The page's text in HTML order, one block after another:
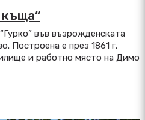
във възрожденската
Построена е през 1861 г.
и работно място на Димо